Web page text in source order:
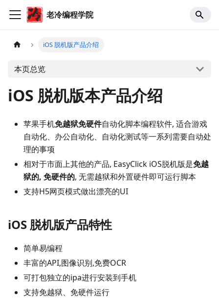
老冷编程学院
iOS 脱机版产品介绍
本页总览
iOS 脱机版本产品介绍
苹果手机免越狱免硬件自动化脚本编程软件, 适合游戏
自动化、办公自动化、自动化测试等一系列需要自动处
理的事项
相对于市面上其他的产品, EasyClick iOS脱机版是免越
狱的, 免硬件的, 无需越狱和外置硬件即可运行脚本
支持H5网页模式做出漂亮的UI
iOS 脱机版产品特性
简单易编程
丰富的API,图像识别,免费OCR
可打包独立的ipa进行安装到手机
支持免越狱、免硬件运行